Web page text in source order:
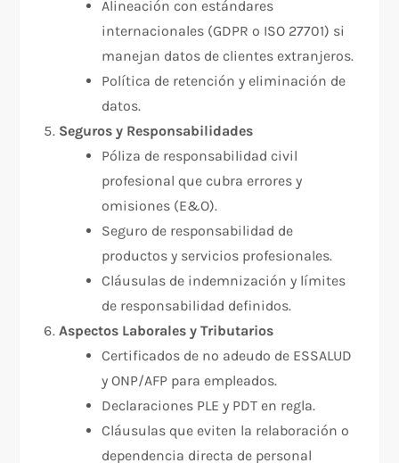
Alineación con estándares
internacionales (GDPR o ISO 27701) si
manejan datos de clientes extranjeros.
Política de retención y eliminación de
datos.
Seguros y Responsabilidades
Póliza de responsabilidad civil
profesional que cubra errores y
omisiones (E&O).
Seguro de responsabilidad de
productos y servicios profesionales.
Cláusulas de indemnización y límites
de responsabilidad definidos.
Aspectos Laborales y Tributarios
Certificados de no adeudo de ESSALUD
y ONP/AFP para empleados.
Declaraciones PLE y PDT en regla.
Cláusulas que eviten la relaboración o
dependencia directa de personal